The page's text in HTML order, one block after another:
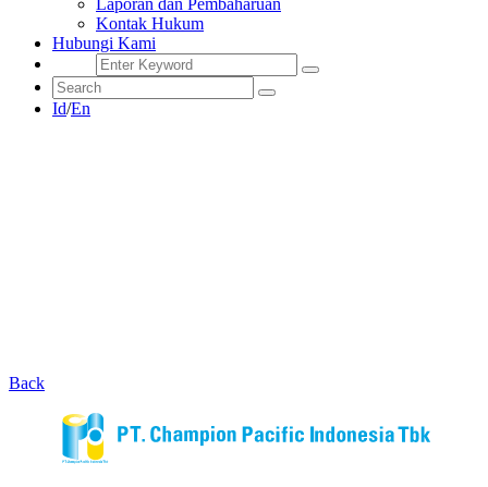
Laporan dan Pembaharuan
Kontak Hukum
Hubungi Kami
Id/En
Back